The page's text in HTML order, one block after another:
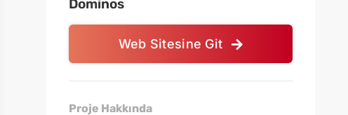
Dominos
Web Sitesine Git
Proje Hakkında